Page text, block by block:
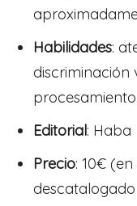
Habilidades:
discriminación
procesamiento.
Editorial: Haba
Precio: 10€
descatalogado